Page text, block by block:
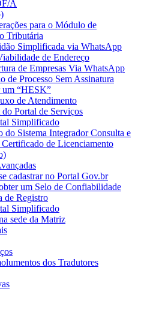
A
para o Módulo de
Tributária
Simplificada via WhatsApp
de Endereço
de Empresas Via WhatsApp
de Processo Sem Assinatura
“HESK”
de Atendimento
Portal de Serviços
Simplificado
do Sistema Integrador Consulta e
Certificado de Licenciamento
cadastrar no Portal Gov.br
um Selo de Confiabilidade
de Registro
Simplificado
sede da Matriz
dos Tradutores